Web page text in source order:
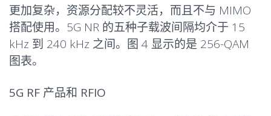
更加复杂，资源分配较不灵活，而且不与 MIMO
搭配使用。5G NR 的五种子载波间隔均介于 15
kHz 到 240 kHz 之间。图 4 显示的是 256-QAM
图表。
5G RF 产品和 RFIO